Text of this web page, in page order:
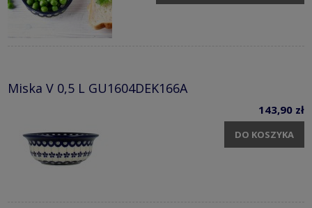
Miska V 0,5 L GU1604DEK166A
143,90 zł
DO KOSZYKA